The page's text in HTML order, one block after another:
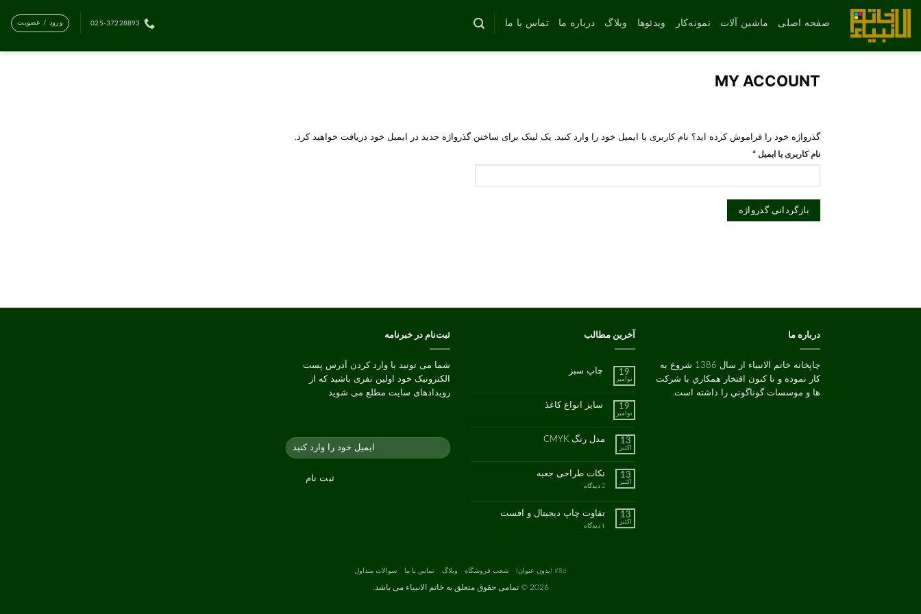
محتوا
صفحه اصلی ماشین آلات نمونه‌کار ویدئوها وبلاگ درباره ما تماس با ما 025-37228893 ورود / عضویت
MY ACCOUNT
گذرواژه خود را فراموش کرده اید؟ نام کاربری یا ایمیل خود را وارد کنید. یک لینک برای ساختن گذرواژه جدید در ایمیل خود دریافت خواهید کرد.
نام کاربری یا ایمیل *الزامی
بازگردانی گذرواژه
درباره ما
چاپخانه خاتم الانبیاء از سال 1386 شروع به
کار نموده و تا کنون افتخار همکاري با شرکت
ها و موسسات گوناگوني را داشته است.
آخرین مطالب
19
نوامبر
چاپ سبز
چاپ
سبز
نشده
19
نوامبر
سایز انواع کاغذ
سایز
انواع
نشده
13
اکتبر
مدل رنگ CMYK
مدل
رنگ
CMYK
نشده
13
اکتبر
نکات طراحی جعبه
2 دیدگاه
برای
13
اکتبر
تفاوت چاپ دیجیتال و افست
۱ دیدگاه
برای
ثبت‌نام در خبرنامه
شما می تونید با وارد کردن آدرس پست
الکترونیک خود اولین نفری باشید که از
رویدادهای سایت مطلع می شوید
#86 (بدون عنوان) شعب فروشگاه وبلاگ تماس با ما سوالات متداول
2026 © تمامی حقوق متعلق به خاتم الانبیاء می باشد.